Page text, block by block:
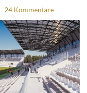
24 Kommentare